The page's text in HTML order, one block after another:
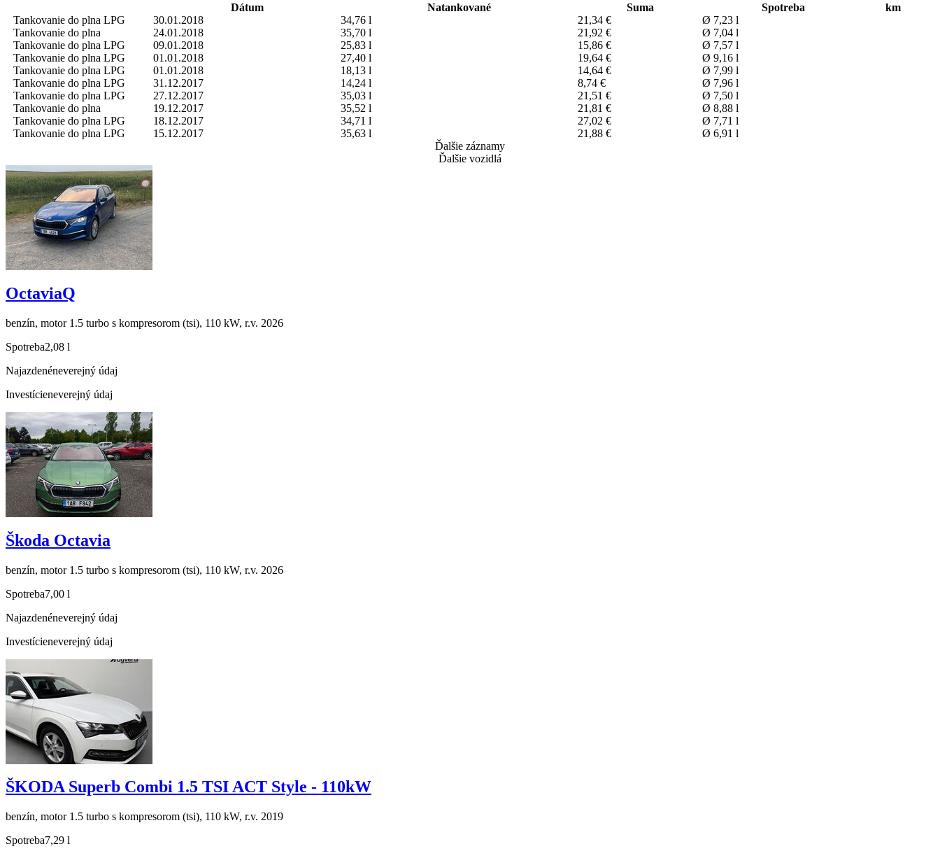
Dátum
Natankované Suma Spotreba
km
Tankovanie do plna LPG 30.01.2018 34,76 l 21,34 €
Ø 7,23 l
Tankovanie do plna
24.01.2018 35,70 l 21,92 €
Ø 7,04 l
Tankovanie do plna LPG 09.01.2018 25,83 l 15,86 €
Ø 7,57 l
Tankovanie do plna LPG 01.01.2018 27,40 l 19,64 €
Ø 9,16 l
Tankovanie do plna LPG 01.01.2018 18,13 l 14,64 €
Ø 7,99 l
Tankovanie do plna LPG 31.12.2017 14,24 l 8,74 €
Ø 7,96 l
Tankovanie do plna LPG 27.12.2017 35,03 l 21,51 €
Ø 7,50 l
Tankovanie do plna
19.12.2017 35,52 l 21,81 €
Ø 8,88 l
Tankovanie do plna LPG 18.12.2017 34,71 l 27,02 €
Ø 7,71 l
Tankovanie do plna LPG 15.12.2017 35,63 l 21,88 €
Ø 6,91 l
Ďalšie záznamy
Ďalšie vozidlá
OctaviaQ
benzín, motor 1.5 turbo s kompresorom (tsi), 110 kW, r.v. 2026
Spotreba2,08 l
Najazdenéneverejný údaj
Investícieneverejný údaj
Škoda Octavia
benzín, motor 1.5 turbo s kompresorom (tsi), 110 kW, r.v. 2026
Spotreba7,00 l
Najazdenéneverejný údaj
Investícieneverejný údaj
ŠKODA Superb Combi 1.5 TSI ACT Style - 110kW
benzín, motor 1.5 turbo s kompresorom (tsi), 110 kW, r.v. 2019
Spotreba7,29 l